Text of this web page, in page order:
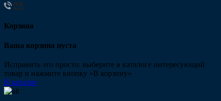
Корзина
Ваша корзина пуста
Исправить это просто: выберите в каталоге интересующий
товар и нажмите кнопку «В корзину»
В каталог